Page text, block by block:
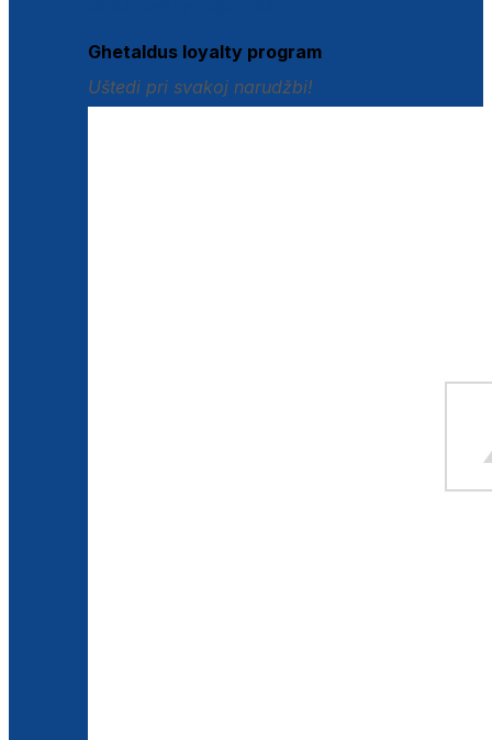
Ghetaldus loyalty program
Uštedi pri svakoj narudžbi!